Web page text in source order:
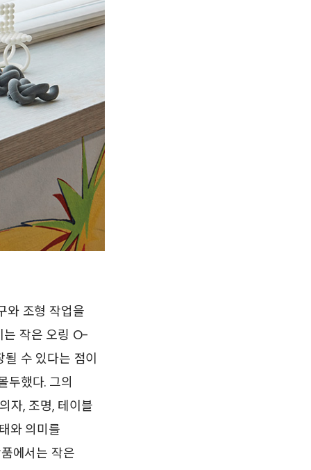
와 조형 작업을
는 작은 오링 O-
수 있다는 점이
두했다. 그의
자, 조명, 테이블
와 의미를
에서는 작은